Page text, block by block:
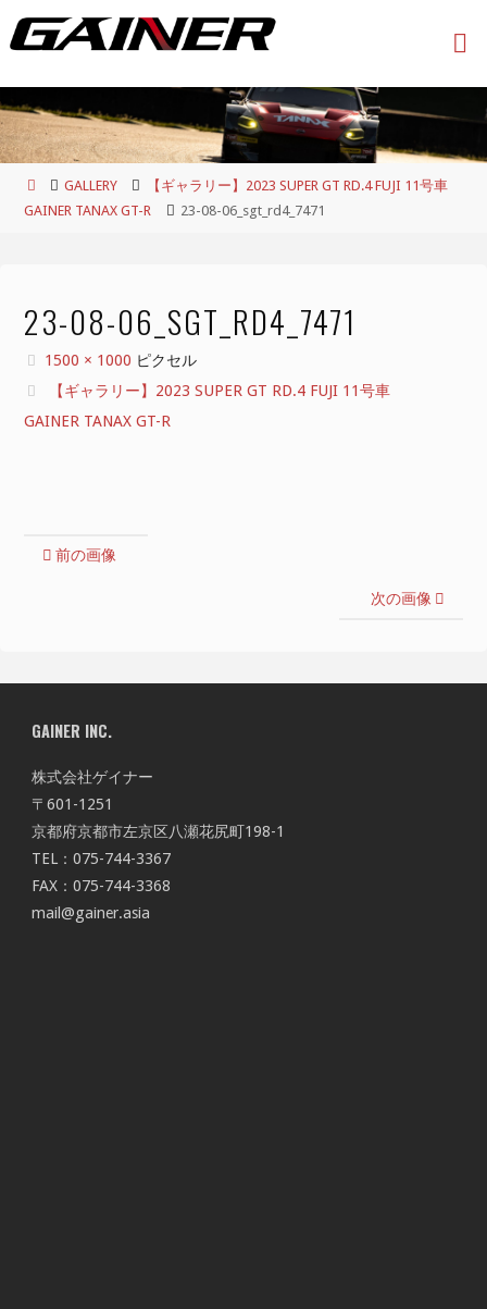
ン
ツ
へ
ホ
ー
GALLERY
【ギャラリー】2023 SUPER GT RD.4 FUJI 11号車
GAINER TANAX GT-R
23-08-06_sgt_rd4_7471
23-08-06_SGT_RD4_7471
フ
ル
サ
1500 × 1000 ピクセル
【ギャラリー】2023 SUPER GT RD.4 FUJI 11号車
GAINER TANAX GT-R
前の画像
次の画像
GAINER INC.
株式会社ゲイナー
〒601-1251
京都府京都市左京区八瀬花尻町198-1
TEL：075-744-3367
FAX：075-744-3368
mail@gainer.asia